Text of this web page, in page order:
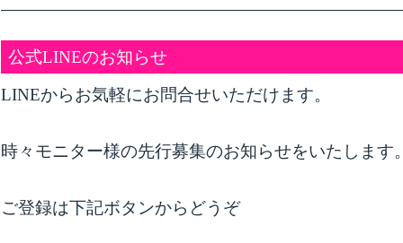
公式LINEのお知らせ
LINEからお気軽にお問合せいただけます。
時々モニター様の先行募集のお知らせをいたします。
ご登録は下記ボタンからどうぞ